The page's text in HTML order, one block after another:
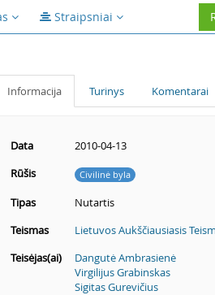
Straipsniai
Informacija Turinys Komentarai
Data
2010-04-13
Rūšis
Civilinė byla
Tipas
Nutartis
Teismas
Lietuvos Aukščiausiasis
Teisėjas(ai)
Dangutė Ambrasienė
Virgilijus Grabinskas
Sigitas Gurevičius